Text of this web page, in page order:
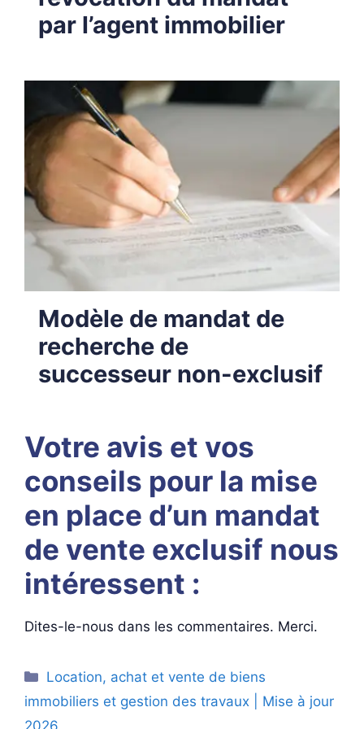
par l’agent immobilier
Modèle de mandat de
recherche de
successeur non-exclusif
Votre avis et vos
conseils pour la mise
en place d’un mandat
de vente exclusif nous
intéressent :
Dites-le-nous dans les commentaires. Merci.
Catégories
Location, achat et vente de biens
immobiliers et gestion des travaux | Mise à jour
2026